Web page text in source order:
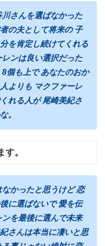
川さんを選ばなかった
の夫として将来の 子
を肯定し続けてくれる
ンは良い選択だった
個も上で あなたのおか
よりも マクファーレ
れる人が 尾崎美紀さ
。
。
なかったと思うけど 恋
に選ばないで 愛を伝
を最後に選んで未来
さんは本当に凄いと思